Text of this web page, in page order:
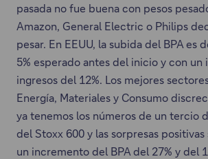
pasada no fue buena con pesos
Amazon, General Electric o Philips
pesar. En EEUU, la subida del BPA es
5% esperado antes del inicio y con
ingresos del 12%. Los mejores
Energía, Materiales y Consumo
ya tenemos los números de un tercio
del Stoxx 600 y las sorpresas
un incremento del BPA del 27% y del